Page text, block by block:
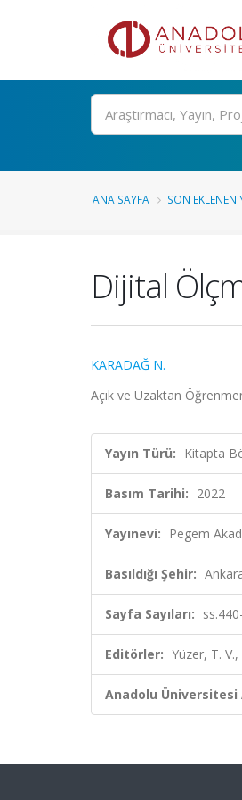
Ara
ANA SAYFA SON EKLENEN
Dijital
KARADAĞ N.
Açık ve Uzaktan
Yayın Türü: Kitapta
Basım Tarihi: 2022
Yayınevi: Pegem
Basıldığı Şehir:
Sayfa Sayıları:
Editörler: Yüzer, T.
Anadolu Üniversitesi